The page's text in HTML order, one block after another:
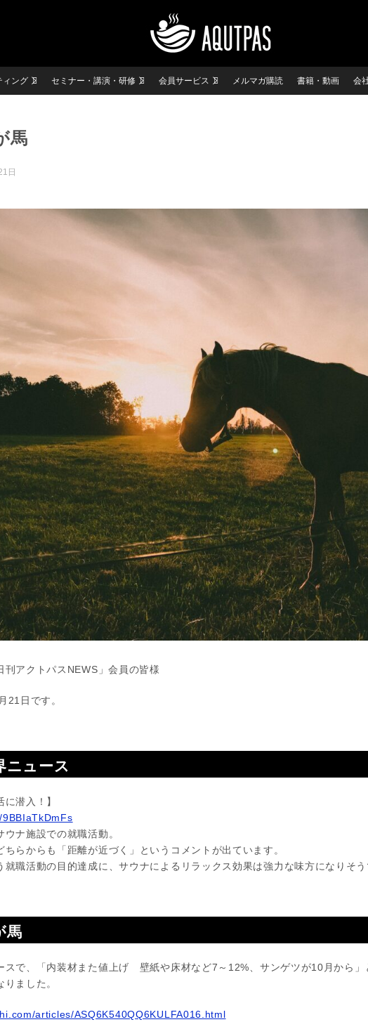
ィング セミナー・講演・研修 会員サービス メルマガ購読 書籍・動画 会
馬
日
刊アクトパスNEWS」会員の皆様
21日です。
ニュース
に潜入！】
ナ施設での就職活動。
ちらからも「距離が近づく」というコメントが出ています。
就職活動の目的達成に、サウナによるリラックス効果は強力な味方になりそ
馬
で、「内装材また値上げ 壁紙や床材など7～12%、サンゲツが10月から」
ました。
articles/ASQ6K540QQ6KULFA016.html